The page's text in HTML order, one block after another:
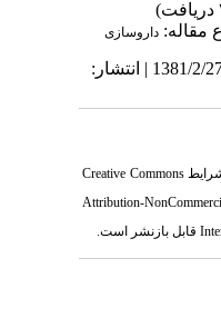
داروسازی
دریافت: 1380/2/1 | پذیرش: 1381/2/27 | انتشار:
Creative Commons
Attribution-
قابل بازنشر است.